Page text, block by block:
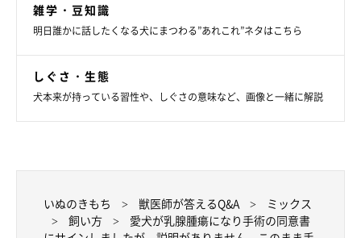
雑学・豆知識
明日誰かに話したくなる犬にまつわる”あれこれ”ネタはこちら
しぐさ・生態
犬本来が持っている習性や、しぐさの意味など、画像と一緒に解説
いぬのきもち 獣医師が答えるQ&A
ミックス
飼い方
愛犬が乳腺腫瘍になり手術の同意書